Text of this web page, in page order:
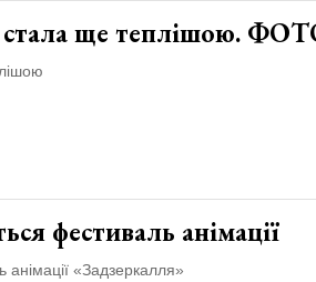
стала ще теплішою.
фестиваль анімації
«Задзеркалля»